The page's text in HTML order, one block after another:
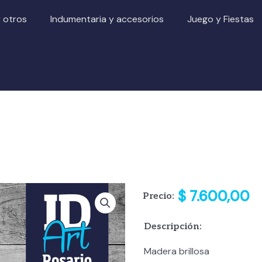
otros Indumentaria y accesorios Juego y Fiestas
Precio: $ 7.600,00
Descripción:
Madera brillosa